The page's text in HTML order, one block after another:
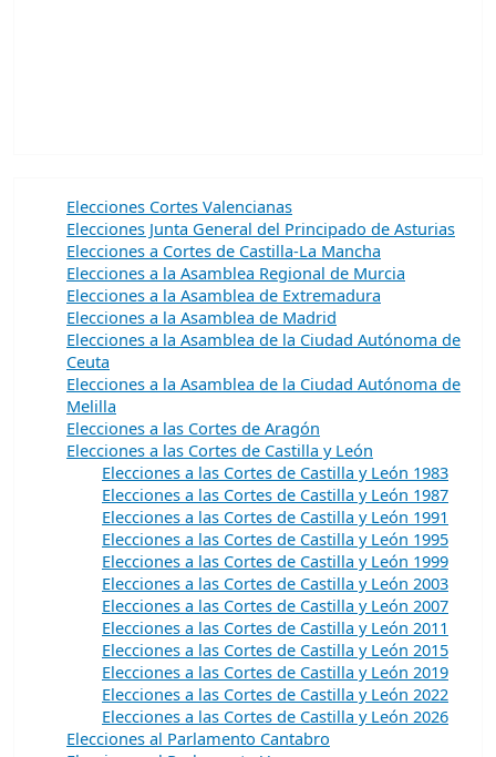
Elecciones Cortes Valencianas
Elecciones Junta General del Principado de Asturias
Elecciones a Cortes de Castilla-La Mancha
Elecciones a la Asamblea Regional de Murcia
Elecciones a la Asamblea de Extremadura
Elecciones a la Asamblea de Madrid
Elecciones a la Asamblea de la Ciudad Autónoma de
Ceuta
Elecciones a la Asamblea de la Ciudad Autónoma de
Melilla
Elecciones a las Cortes de Aragón
Elecciones a las Cortes de Castilla y León
Elecciones a las Cortes de Castilla y León 1983
Elecciones a las Cortes de Castilla y León 1987
Elecciones a las Cortes de Castilla y León 1991
Elecciones a las Cortes de Castilla y León 1995
Elecciones a las Cortes de Castilla y León 1999
Elecciones a las Cortes de Castilla y León 2003
Elecciones a las Cortes de Castilla y León 2007
Elecciones a las Cortes de Castilla y León 2011
Elecciones a las Cortes de Castilla y León 2015
Elecciones a las Cortes de Castilla y León 2019
Elecciones a las Cortes de Castilla y León 2022
Elecciones a las Cortes de Castilla y León 2026
Elecciones al Parlamento Cantabro